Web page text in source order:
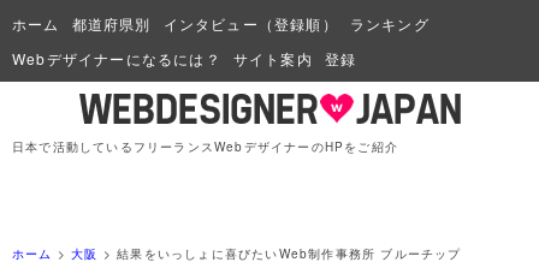
ホーム 都道府県別 インタビュー（登録順）
ランキング
Webデザイナーになるには？
サイト案内 登録
日本で活動しているフリーランスWebデザイナーのHPをご紹介
ホーム >大阪 > 結果をいっしょに喜びたいWeb制作事務所 ブルーチップ